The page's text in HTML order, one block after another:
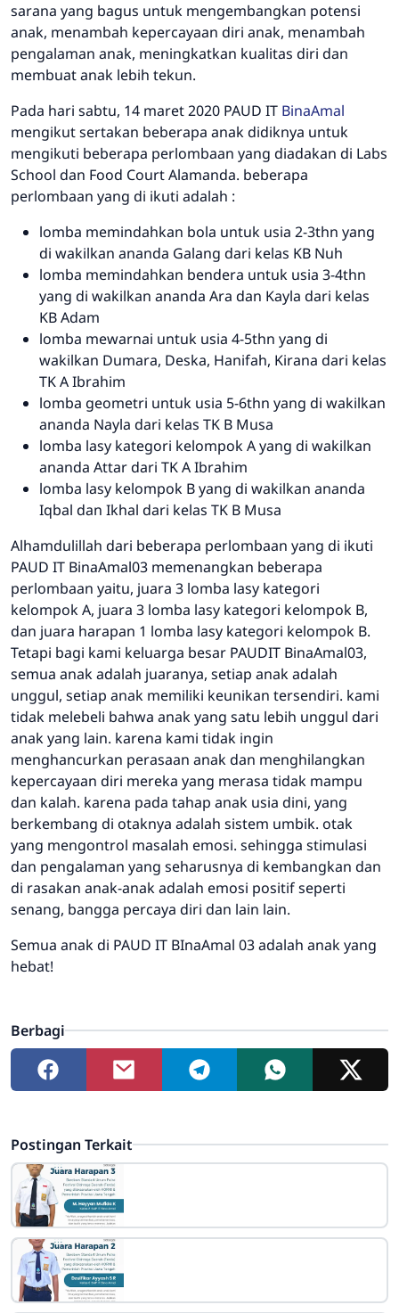
sarana yang bagus untuk mengembangkan potensi
anak, menambah kepercayaan diri anak, menambah
pengalaman anak, meningkatkan kualitas diri dan
membuat anak lebih tekun.
Pada hari sabtu, 14 maret 2020 PAUD IT BinaAmal
mengikut sertakan beberapa anak didiknya untuk
mengikuti beberapa perlombaan yang diadakan di Labs
School dan Food Court Alamanda. beberapa
perlombaan yang di ikuti adalah :
lomba memindahkan bola untuk usia 2-3thn yang
di wakilkan ananda Galang dari kelas KB Nuh
lomba memindahkan bendera untuk usia 3-4thn
yang di wakilkan ananda Ara dan Kayla dari kelas
KB Adam
lomba mewarnai untuk usia 4-5thn yang di
wakilkan Dumara, Deska, Hanifah, Kirana dari kelas
TK A Ibrahim
lomba geometri untuk usia 5-6thn yang di wakilkan
ananda Nayla dari kelas TK B Musa
lomba lasy kategori kelompok A yang di wakilkan
ananda Attar dari TK A Ibrahim
lomba lasy kelompok B yang di wakilkan ananda
Iqbal dan Ikhal dari kelas TK B Musa
Alhamdulillah dari beberapa perlombaan yang di ikuti
PAUD IT BinaAmal03 memenangkan beberapa
perlombaan yaitu, juara 3 lomba lasy kategori
kelompok A, juara 3 lomba lasy kategori kelompok B,
dan juara harapan 1 lomba lasy kategori kelompok B.
Tetapi bagi kami keluarga besar PAUDIT BinaAmal03,
semua anak adalah juaranya, setiap anak adalah
unggul, setiap anak memiliki keunikan tersendiri. kami
tidak melebeli bahwa anak yang satu lebih unggul dari
anak yang lain. karena kami tidak ingin
menghancurkan perasaan anak dan menghilangkan
kepercayaan diri mereka yang merasa tidak mampu
dan kalah. karena pada tahap anak usia dini, yang
berkembang di otaknya adalah sistem umbik. otak
yang mengontrol masalah emosi. sehingga stimulasi
dan pengalaman yang seharusnya di kembangkan dan
di rasakan anak-anak adalah emosi positif seperti
senang, bangga percaya diri dan lain lain.
Semua anak di PAUD IT BInaAmal 03 adalah anak yang
hebat!
Berbagi
Postingan Terkait